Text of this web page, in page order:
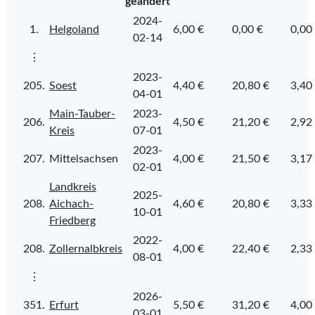
1. Helgoland
2024-
02-14
6,00 € 0,00 € 0,00
⋮
205. Soest
2023-
04-01
4,40 € 20,80 € 3,40
206.
Main-Tauber-
Kreis
2023-
07-01
4,50 € 21,20 € 2,92
207. Mittelsachsen
2023-
02-01
4,00 € 21,50 € 3,17
208.
Landkreis
Aichach-
Friedberg
2025-
10-01
4,60 € 20,80 € 3,33
208. Zollernalbkreis
2022-
08-01
4,00 € 22,40 € 2,33
⋮
351. Erfurt
2026-
5,50 € 31,20 € 4,00